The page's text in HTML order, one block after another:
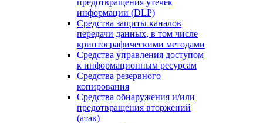
информации (DLP)
Средства защиты каналов
передачи данных, в том числе
криптографическими методами
Средства управления доступом
к информационным ресурсам
Средства резервного
копирования
Средства обнаружения и/или
предотвращения вторжений
(атак)